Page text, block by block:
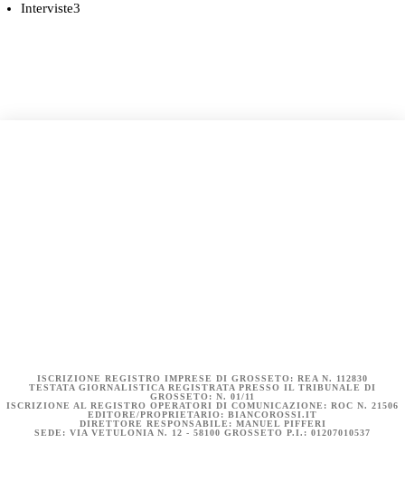
Interviste3
ISCRIZIONE REGISTRO IMPRESE DI GROSSETO: REA N. 112830
TESTATA GIORNALISTICA REGISTRATA PRESSO IL TRIBUNALE DI
GROSSETO: N. 01/11
ISCRIZIONE AL REGISTRO OPERATORI DI COMUNICAZIONE: ROC N. 21506
EDITORE/PROPRIETARIO: BIANCOROSSI.IT
DIRETTORE RESPONSABILE: MANUEL PIFFERI
SEDE: VIA VETULONIA N. 12 - 58100 GROSSETO P.I.: 01207010537